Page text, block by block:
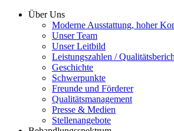
Über Uns
Moderne Ausstattung, hoher
Unser Team
Unser Leitbild
Leistungszahlen /
Geschichte
Schwerpunkte
Freunde und Förderer
Qualitätsmanagement
Presse & Medien
Stellenangebote